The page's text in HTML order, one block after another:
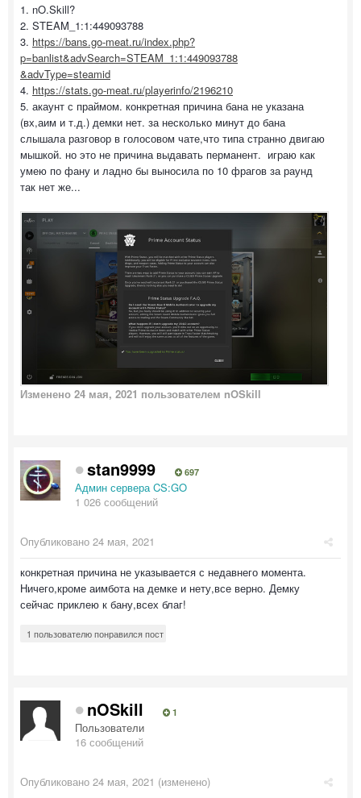
1. nO.Skill?
2. STEAM_1:1:449093788
3. https://bans.go-meat.ru/index.php?
p=banlist&advSearch=STEAM_1:1:449093788
&advType=steamid
4. https://stats.go-meat.ru/playerinfo/2196210
5. акаунт с праймом. конкретная причина бана не указана
(вх,аим и т.д.) демки нет. за несколько минут до бана
слышала разговор в голосовом чате,что типа странно двигаю
мышкой. но это не причина выдавать перманент. играю как
умею по фану и ладно бы выносила по 10 фрагов за раунд
так нет же...
Изменено 24 мая, 2021 пользователем nOSkill
stan9999 697
Админ сервера CS:GO
1 026 сообщений
Опубликовано 24 мая, 2021
конкретная причина не указывается с недавнего момента.
Ничего,кроме аимбота на демке и нету,все верно. Демку
сейчас приклею к бану,всех благ!
1 пользователю понравился пост
nOSkill 1
Пользователи
16 сообщений
Опубликовано 24 мая, 2021 (изменено)